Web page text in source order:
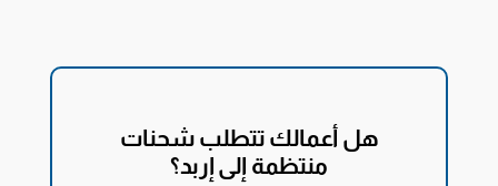
هل أعمالك تتطلب شحنات
منتظمة إلى إربد؟